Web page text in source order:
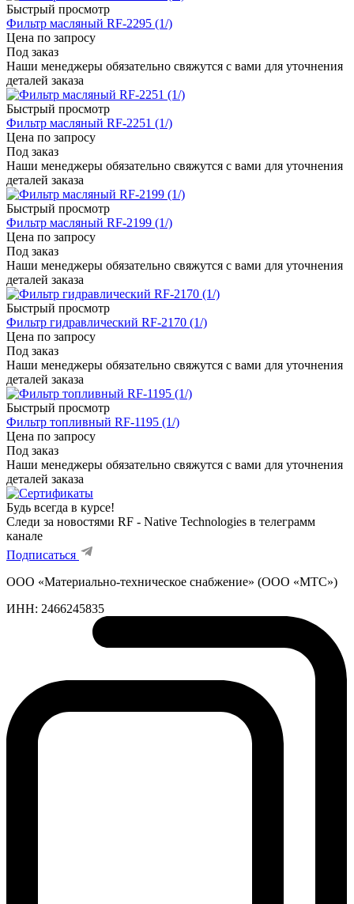
Быстрый просмотр
Фильтр масляный RF-2295 (1/)
Цена по запросу
Под заказ
Наши менеджеры обязательно свяжутся с вами для уточнения
деталей заказа
Быстрый просмотр
Фильтр масляный RF-2251 (1/)
Цена по запросу
Под заказ
Наши менеджеры обязательно свяжутся с вами для уточнения
деталей заказа
Быстрый просмотр
Фильтр масляный RF-2199 (1/)
Цена по запросу
Под заказ
Наши менеджеры обязательно свяжутся с вами для уточнения
деталей заказа
Быстрый просмотр
Фильтр гидравлический RF-2170 (1/)
Цена по запросу
Под заказ
Наши менеджеры обязательно свяжутся с вами для уточнения
деталей заказа
Быстрый просмотр
Фильтр топливный RF-1195 (1/)
Цена по запросу
Под заказ
Наши менеджеры обязательно свяжутся с вами для уточнения
деталей заказа
Будь всегда в курсе!
Следи за новостями RF - Native Technologies в телеграмм
канале
Подписаться
ООО «Материально-техническое снабжение» (ООО «МТС»)
ИНН: 2466245835